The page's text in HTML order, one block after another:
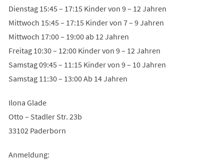
Dienstag 15:45 – 17:15 Kinder von 9 – 12 Jahren
Mittwoch 15:45 – 17:15 Kinder von 7 – 9 Jahren
Mittwoch 17:00 – 19:00 ab 12 Jahren
Freitag 10:30 – 12:00 Kinder von 9 – 12 Jahren
Samstag 09:45 – 11:15 Kinder von 9 – 10 Jahren
Samstag 11:30 – 13:00 Ab 14 Jahren
Ilona Glade
Otto – Stadler Str. 23b
33102 Paderborn
Anmeldung: